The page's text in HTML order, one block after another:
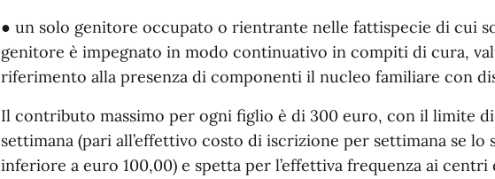
● un solo genitore occupato o rientrante nelle fattispecie di cui
genitore è impegnato in modo continuativo in compiti di cura,
riferimento alla presenza di componenti il nucleo familiare con
Il contributo massimo per ogni figlio è di 300 euro, con il limite di
settimana (pari all’effettivo costo di iscrizione per settimana se lo
inferiore a euro 100,00) e spetta per l’effettiva frequenza ai